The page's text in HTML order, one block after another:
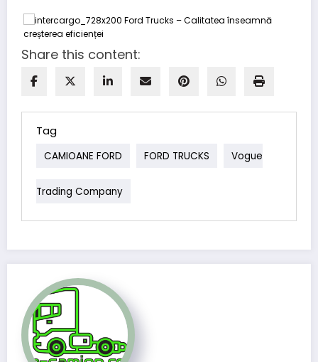
Share this content:
Tag
CAMIOANE FORD FORD TRUCKS Vogue
Trading Company